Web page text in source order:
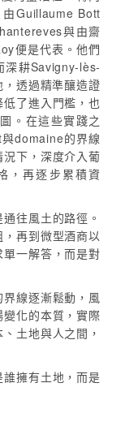
Guillaume Bott
與由齋
便是代表。他們
深耕Savigny-lès-
透過精準釀造證
了進入門檻，也
。在這些實踐之
domaine的界線
下，深度介入葡
，再逐步累積資
往風土的路徑。
再到微型酒商以
一解答，而是對
線逐漸鬆動，風
化的本質，實際
土地與人之間，
擁有土地，而是